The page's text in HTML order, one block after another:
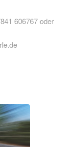
606767 oder